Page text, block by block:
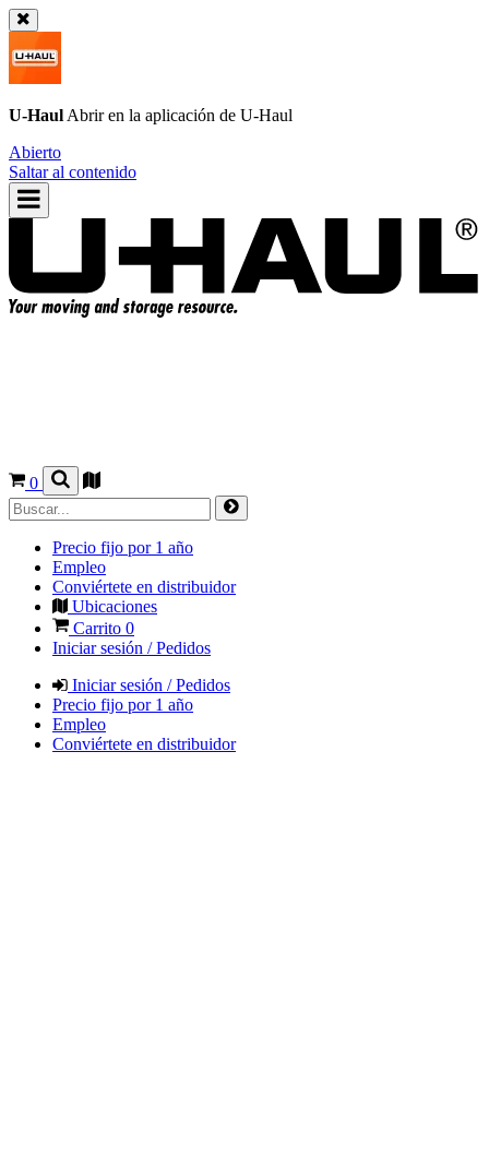
U-Haul Abrir en la aplicación de U-Haul
Abierto
Saltar al contenido
0
Precio fijo por 1 año
Empleo
Conviértete en distribuidor
Ubicaciones
Carrito 0
Iniciar sesión / Pedidos
Iniciar sesión / Pedidos
Precio fijo por 1 año
Empleo
Conviértete en distribuidor